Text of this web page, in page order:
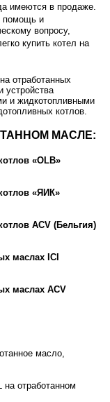
имеются в продаже.
помощь и
вопросу,
купить котел на
отработанных
устройства
и жидкотопливными
котлов.
МАСЛЕ:
«OLB»
«ЯИК»
ACV (Бельгия)
маслах ICI
маслах ACV
масло,
отработанном